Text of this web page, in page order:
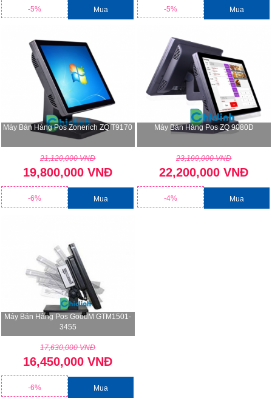
-5% Mua -5% Mua
Máy Bán Hàng Pos Zonerich ZQ T9170
21,120,000 VNĐ
19,800,000 VNĐ
-6% Mua
Máy Bán Hàng Pos ZQ 9080D
23,199,000 VNĐ
22,200,000 VNĐ
-4% Mua
Máy Bán Hàng Pos GoodM GTM1501-
3455
17,630,000 VNĐ
16,450,000 VNĐ
-6% Mua